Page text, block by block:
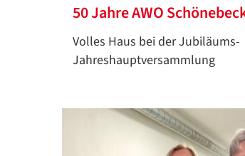
50 Jahre AWO
Volles Haus bei der Jubiläums-
Jahreshauptversammlung